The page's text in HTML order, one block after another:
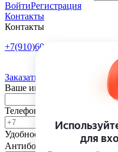
ВойтиРегистрация
Контакты
Контакты
+7(910)601-10-10
Заказать обратный звонок
Ваше имя
Телефон
Удобное время
-
Антибот